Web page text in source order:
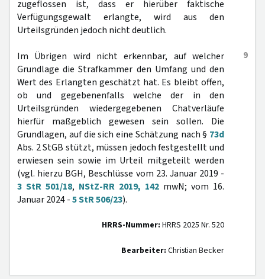
zugeflossen ist, dass er hierüber faktische
Verfügungsgewalt erlangte, wird aus den
Urteilsgründen jedoch nicht deutlich.
9
Im Übrigen wird nicht erkennbar, auf welcher
Grundlage die Strafkammer den Umfang und den
Wert des Erlangten geschätzt hat. Es bleibt offen,
ob und gegebenenfalls welche der in den
Urteilsgründen wiedergegebenen Chatverläufe
hierfür maßgeblich gewesen sein sollen. Die
Grundlagen, auf die sich eine Schätzung nach § 73d
Abs. 2 StGB stützt, müssen jedoch festgestellt und
erwiesen sein sowie im Urteil mitgeteilt werden
(vgl. hierzu BGH, Beschlüsse vom 23. Januar 2019 -
3 StR 501/18, NStZ-RR 2019, 142 mwN; vom 16.
Januar 2024 -5 StR 506/23).
HRRS-Nummer: HRRS 2025 Nr. 520
Bearbeiter: Christian Becker